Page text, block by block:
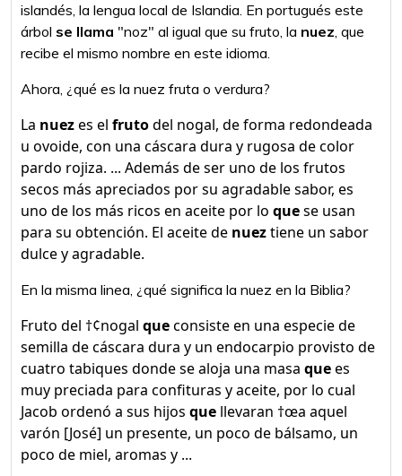
islandés, la lengua local de Islandia. En portugués este
árbol se llama "noz" al igual que su fruto, la nuez, que
recibe el mismo nombre en este idioma.
Ahora, ¿qué es la nuez fruta o verdura?
La nuezes el frutodel nogal, de forma redondeada
u ovoide, con una cáscara dura y rugosa de color
pardo rojiza. ... Además de ser uno de los frutos
secos más apreciados por su agradable sabor, es
uno de los más ricos en aceite por lo quese usan
para su obtención. El aceite de nueztiene un sabor
dulce y agradable.
En la misma linea, ¿qué significa la nuez en la Biblia?
Fruto del †¢nogal queconsiste en una especie de
semilla de cáscara dura y un endocarpio provisto de
cuatro tabiques donde se aloja una masa quees
muy preciada para confituras y aceite, por lo cual
Jacob ordenó a sus hijos que llevaran †œa aquel
varón [José] un presente, un poco de bálsamo, un
poco de miel, aromas y ...